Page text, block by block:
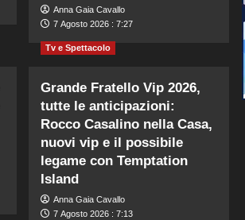
Anna Gaia Cavallo
7 Agosto 2026 : 7:27
Tv e Spettacolo
Grande Fratello Vip 2026,
tutte le anticipazioni:
Rocco Casalino nella Casa,
nuovi vip e il possibile
legame con Temptation
Island
Anna Gaia Cavallo
7 Agosto 2026 : 7:13